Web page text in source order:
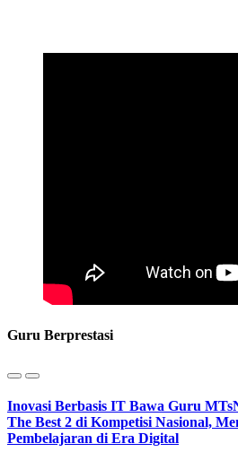
Guru Berprestasi
Inovasi Berbasis IT Bawa Guru
The Best 2 di Kompetisi Nasional,
Pembelajaran di Era Digital